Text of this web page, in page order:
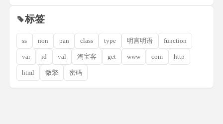
标签
ss non pan class type 明言明语 function
var id val 淘宝客 get www com http
html 微擎 密码